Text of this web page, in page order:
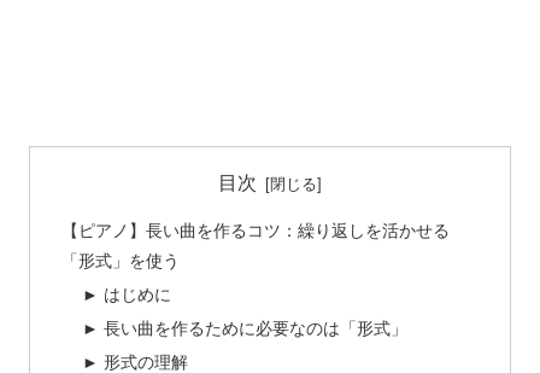
目次
【ピアノ】長い曲を作るコツ：繰り返しを活かせる
「形式」を使う
► はじめに
► 長い曲を作るために必要なのは「形式」
► 形式の理解